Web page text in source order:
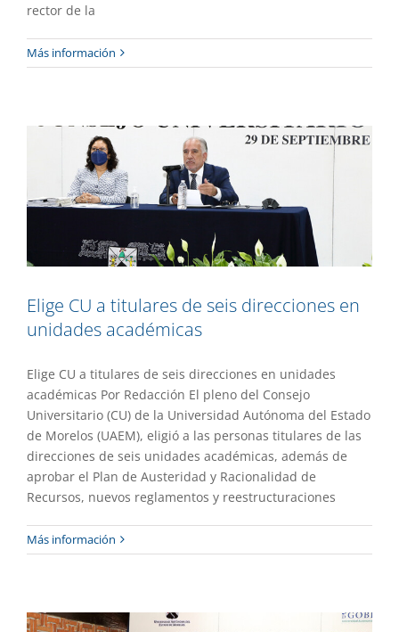
rector de la
Más información
Elige CU a titulares de seis direcciones
Elige CU a titulares de seis direcciones en
unidades académicas
Elige CU a titulares de seis direcciones en unidades
académicas Por Redacción El pleno del Consejo
Universitario (CU) de la Universidad Autónoma del Estado
de Morelos (UAEM), eligió a las personas titulares de las
direcciones de seis unidades académicas, además de
aprobar el Plan de Austeridad y Racionalidad de
Recursos, nuevos reglamentos y reestructuraciones
Más informaciónNuevo presidente de la Junta de